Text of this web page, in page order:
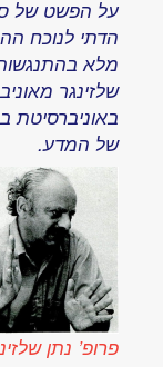
אי-ודאות
איוב
(סיפור
מקראי),
אתאיזם,
חילוניות,
חלקיקים
אלמנטריים,
מדע
ודת,
סיפור
בריאת
העולם,
פילוסופיה
של